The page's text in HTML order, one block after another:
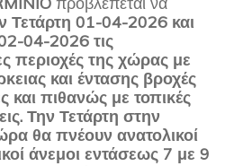
Τετάρτη 01-04-2026 και
04-2026 τις
περιοχές της χώρας με
και έντασης βροχές
και πιθανώς με τοπικές
Την Τετάρτη στην
θα πνέουν ανατολικοί
άνεμοι εντάσεως 7 με 9